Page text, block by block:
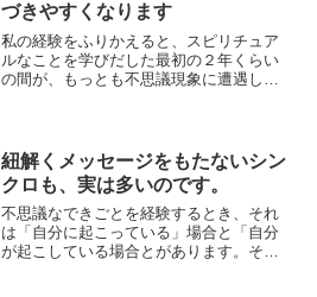
づきやすくなります
私の経験をふりかえると、スピリチュア
ルなことを学びだした最初の２年くらい
の間が、もっとも不思議現象に遭遇して
紐解くメッセージをもたないシン
クロも、実は多いのです。
不思議なできごとを経験するとき、それ
は「自分に起こっている」場合と「自分
が起こしている場合とがあります。その